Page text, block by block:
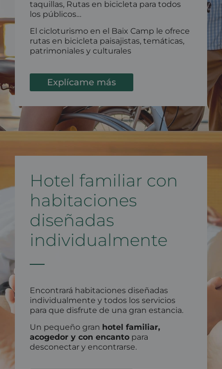
taquillas, Rutas en bicicleta para todos
los públicos…
El cicloturismo en el Baix Camp le ofrece
rutas en bicicleta paisajistas, temáticas,
patrimoniales y culturales
Explícame más
Hotel familiar con
habitaciones
diseñadas
individualmente
Encontrará habitaciones diseñadas
individualmente y todos los servicios
para que disfrute de una gran estancia.
Un pequeño gran hotel familiar,
acogedor y con encanto para
desconectar y encontrarse.